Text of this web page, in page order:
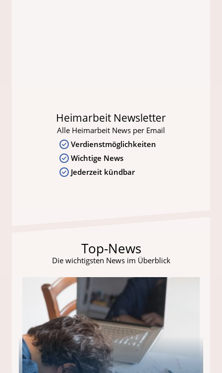
Heimarbeit Newsletter
Alle Heimarbeit News per Email
Verdienstmöglichkeiten
Wichtige News
Jederzeit kündbar
Top-News
Die wichtigsten News im Überblick